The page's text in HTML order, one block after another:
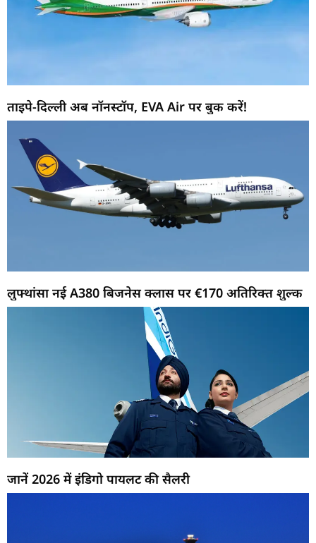
ताइपे-दिल्ली अब नॉनस्टॉप, EVA Air पर बुक करें!
लुफ्थांसा नई A380 बिजनेस क्लास पर €170 अतिरिक्त शुल्क
जानें 2026 में इंडिगो पायलट की सैलरी